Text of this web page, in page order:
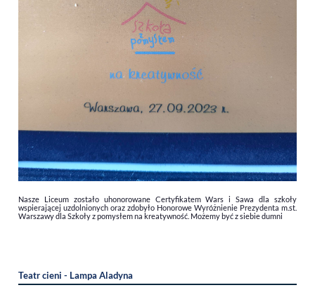
Nasze Liceum zostało uhonorowane Certyfikatem Wars i Sawa dla szkoły
wspierającej uzdolnionych oraz zdobyło Honorowe Wyróżnienie Prezydenta m.st.
Warszawy dla Szkoły z pomysłem na kreatywność. Możemy być z siebie dumni
Teatr cieni - Lampa Aladyna